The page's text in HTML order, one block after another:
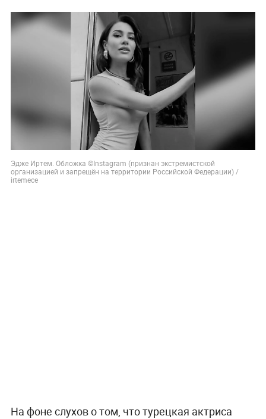
Эдже Иртем. Обложка ©Instagram (признан экстремистской
организацией и запрещён на территории Российской Федерации) /
irtemece
На фоне слухов о том, что турецкая актриса